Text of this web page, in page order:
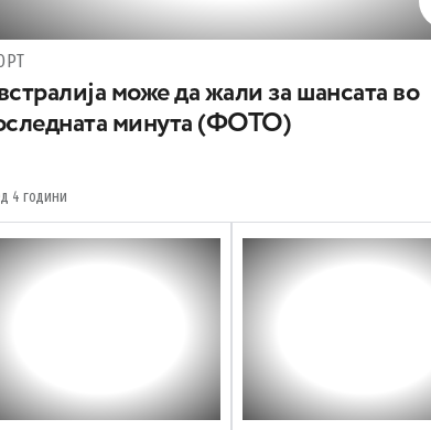
може да жали за шансата во
минута (ФОТО)
4 години